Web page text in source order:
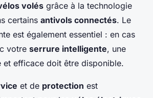
volés grâce à la technologie
certains antivols connectés. Le
est également essentiel : en cas
votre serrure intelligente, une
et efficace doit être disponible.
et de protection est